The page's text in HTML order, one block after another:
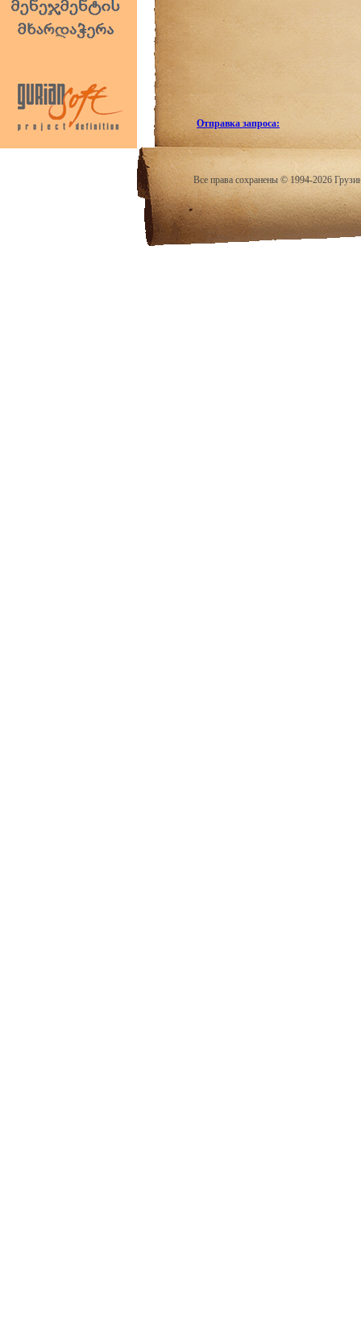
Отправка запроса:
Все права сохранены © 1994-2026